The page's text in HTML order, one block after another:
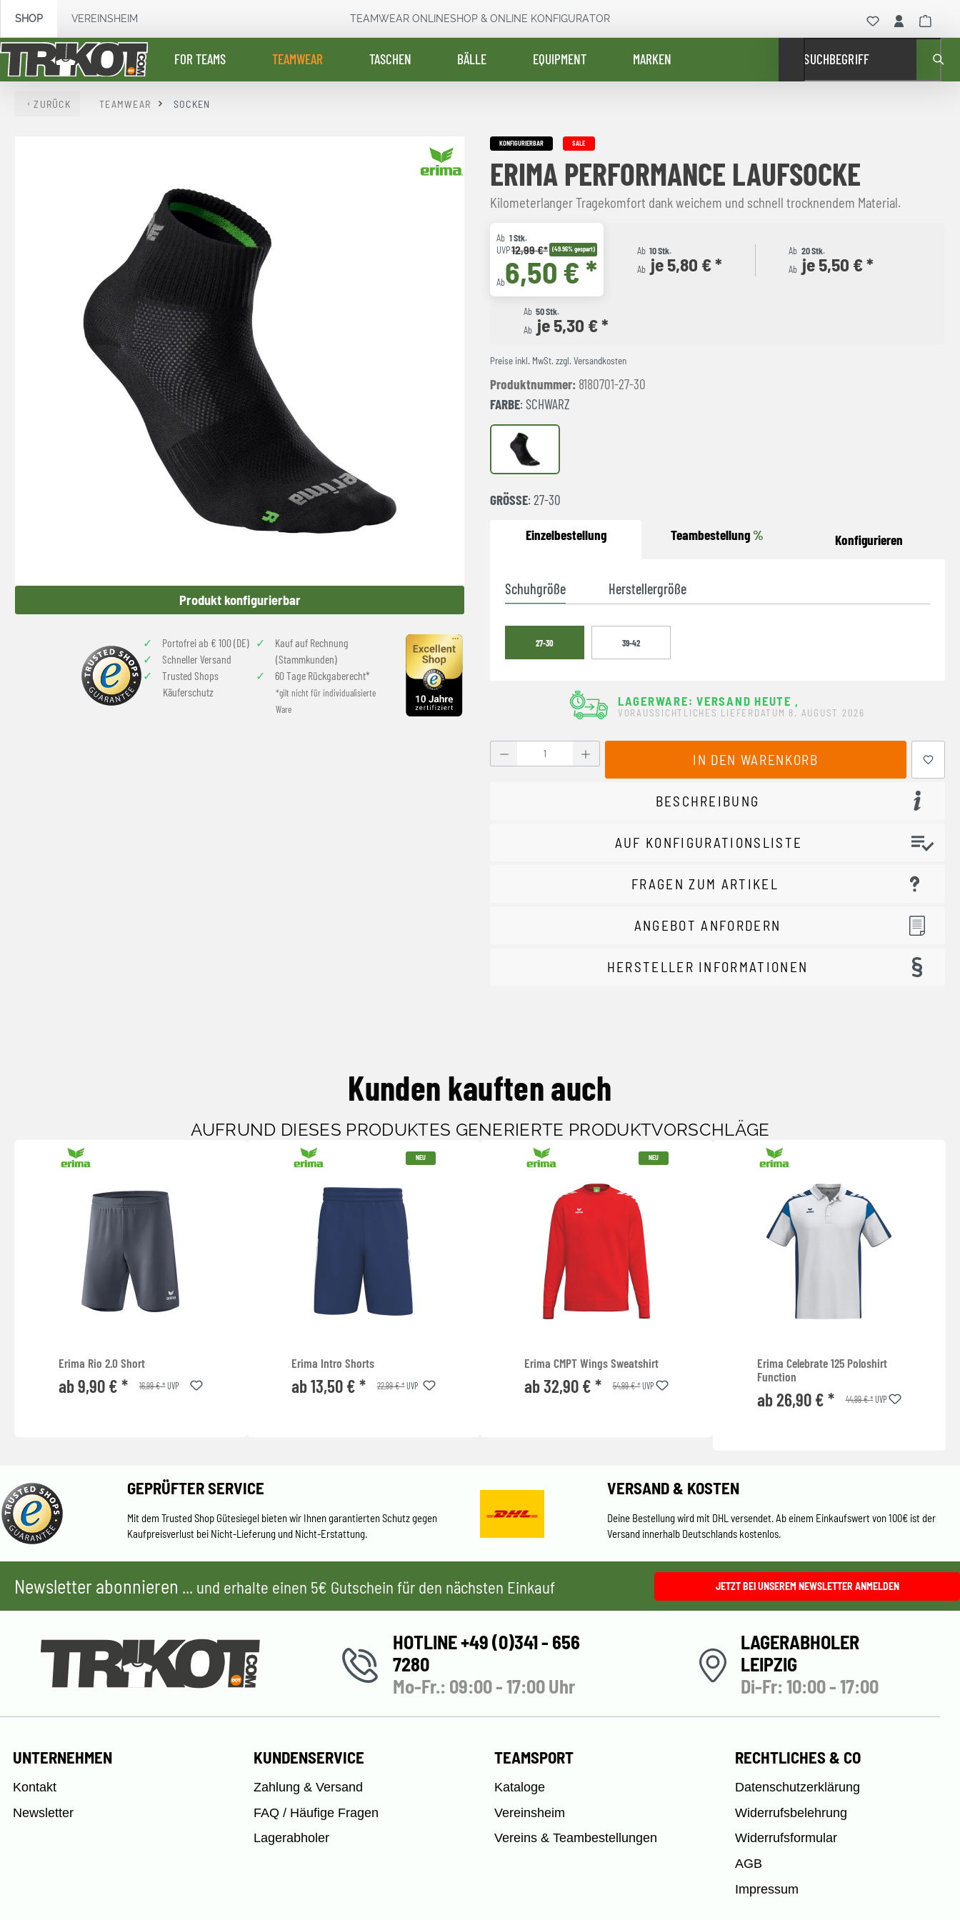
Zur Hauptnavigation springen
SHOP VEREINSHEIM TEAMWEAR ONLINESHOP & ONLINE KONFIGURATOR
FOR TEAMS TEAMWEAR TASCHEN BÄLLE EQUIPMENT MARKEN SUCHBEGRIFF
ZURÜCK TEAMWEAR SOCKEN
Produkt konfigurierbar
Portofrei ab € 100 (DE)
Schneller Versand
Trusted Shops
Käuferschutz
Kauf auf Rechnung
(Stammkunden)
60 Tage Rückgaberecht*
*gilt nicht für individualisierte
Ware
KONFIGURIERBAR SALE
ERIMA PERFORMANCE LAUFSOCKE
Kilometerlanger Tragekomfort dank weichem und schnell trocknendem Material.
Ab 1 Stk.
UVP12,99 €* (49.96% gespart)
Ab6,50 € *
Ab 10 Stk.
Ab je 5,80 € *
Ab 20 Stk.
Ab je 5,50 € *
Ab 50 Stk.
Ab je 5,30 € *
Preise inkl. MwSt. zzgl. Versandkosten
Produktnummer: 8180701-27-30
FARBE: SCHWARZ
schwarz
GRÖSSE : 27-30
Einzelbestellung Teambestellung % Konfigurieren
Schuhgröße Herstellergröße
27-30 39-42
LAGERWARE: VERSAND HEUTE
VORAUSSICHTLICHES LIEFERDATUM 8. AUGUST 2026
Produkt Anzahl: Gib den gewünschten Wert ein oder benutze die Schaltflächen
IN DEN WARENKORB
BESCHREIBUNG
AUF KONFIGURATIONSLISTE
FRAGEN ZUM ARTIKEL
ANGEBOT ANFORDERN
HERSTELLER INFORMATIONEN
Kunden kauften auch
AUFRUND DIESES PRODUKTES GENERIERTE PRODUKTVORSCHLÄGE
Erima Rio 2.0 Short
ab 9,90 € * 16,99 € *UVP
NEU
Erima Intro Shorts
ab 13,50 € * 22,99 € *UVP
NEU
Erima CMPT Wings Sweatshirt
ab 32,90 € * 54,99 € *UVP
Erima Celebrate 125 Poloshirt
Function
ab 26,90 € * 44,99 € *UVP
GEPRÜFTER SERVICE
Mit dem Trusted Shop Gütesiegel bieten wir Ihnen garantierten Schutz gegen
Kaufpreisverlust bei Nicht-Lieferung und Nicht-Erstattung.
VERSAND & KOSTEN
Deine Bestellung wird mit DHL versendet. Ab einem Einkaufswert von 100€ ist der
Versand innerhalb Deutschlands kostenlos.
Newsletter abonnieren ... und erhalte einen 5€ Gutschein für den nächsten Einkauf JETZT BEI UNSEREM NEWSLETTER ANMELDEN
HOTLINE +49 (0)341 - 656
7280
Mo-Fr.: 09:00 - 17:00 Uhr
LAGERABHOLER
LEIPZIG
Di-Fr: 10:00 - 17:00
UNTERNEHMEN
Kontakt
Newsletter
KUNDENSERVICE
Zahlung & Versand
FAQ / Häufige Fragen
Lagerabholer
TEAMSPORT
Kataloge
Vereinsheim
Vereins & Teambestellungen
RECHTLICHES & CO
Datenschutzerklärung
Widerrufsbelehrung
Widerrufsformular
AGB
Impressum